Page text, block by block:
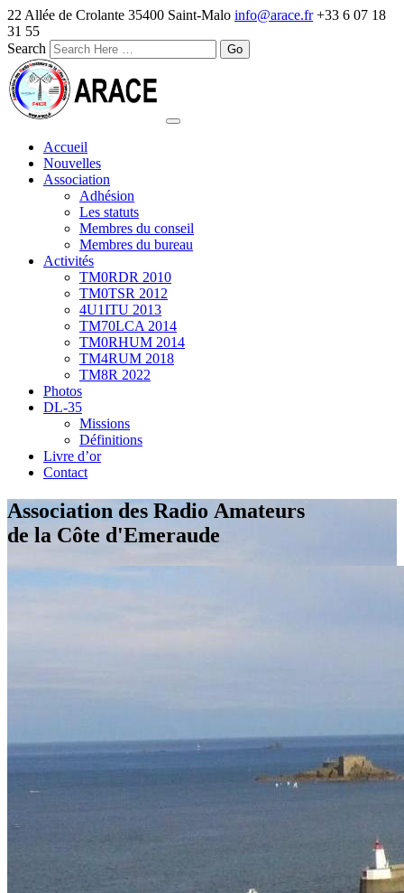
22 Allée de Crolante 35400 Saint-Malo info@arace.fr +33 6 07 18
31 55
Search
Accueil
Nouvelles
Association
Adhésion
Les statuts
Membres du conseil
Membres du bureau
Activités
TM0RDR 2010
TM0TSR 2012
4U1ITU 2013
TM70LCA 2014
TM0RHUM 2014
TM4RUM 2018
TM8R 2022
Photos
DL-35
Missions
Définitions
Livre d’or
Contact
Association des Radio Amateurs
de la Côte d'Emeraude